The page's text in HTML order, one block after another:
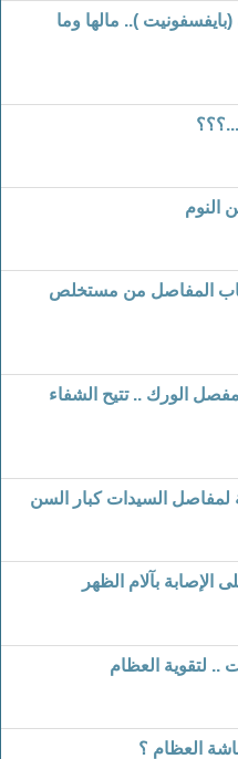
).. مالها وما
النوم
المفاصل من مستخلص
الورك .. تتيح الشفاء
لمفاصل السيدات كبار السن
بآلام الظهر
.. لتقوية العظام
العظام ؟